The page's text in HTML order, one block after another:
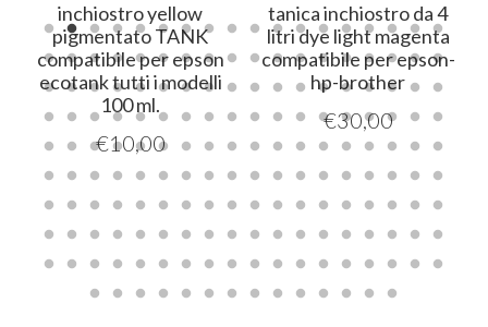
inchiostro yellow
pigmentato TANK
compatibile per epson
ecotank tutti i modelli
100 ml.
€10,00
tanica inchiostro da 4
litri dye light magenta
compatibile per epson-
hp-brother
€30,00